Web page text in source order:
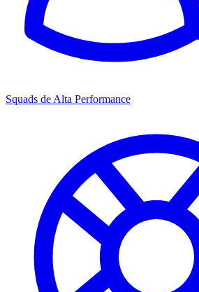
Squads de Alta Performance